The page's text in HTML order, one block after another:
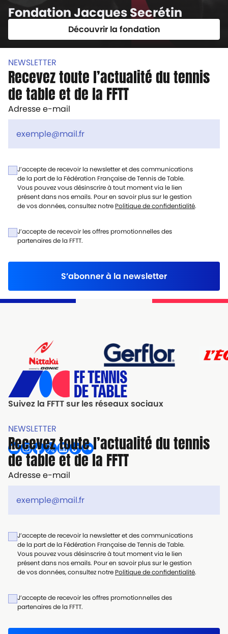
Fondation Jacques Secrétin
Découvrir la fondation
NEWSLETTER
Recevez toute l’actualité du tennis
de table et de la FFTT
Adresse e-mail
J’accepte de recevoir la newsletter et des communications
de la part de la Fédération Française de Tennis de Table.
Vous pouvez vous désinscrire à tout moment via le lien
présent dans nos emails. Pour en savoir plus sur le gestion
de vos données, consultez notre Politique de confidentialité.
J’accepte de recevoir les offres promotionnelles des
partenaires de la FFTT.
S’abonner à la newsletter
Suivez la FFTT sur les réseaux sociaux
NEWSLETTER
Recevez toute l’actualité du tennis
de table et de la FFTT
Adresse e-mail
J’accepte de recevoir la newsletter et des communications
de la part de la Fédération Française de Tennis de Table.
Vous pouvez vous désinscrire à tout moment via le lien
présent dans nos emails. Pour en savoir plus sur le gestion
de vos données, consultez notre Politique de confidentialité.
J’accepte de recevoir les offres promotionnelles des
partenaires de la FFTT.